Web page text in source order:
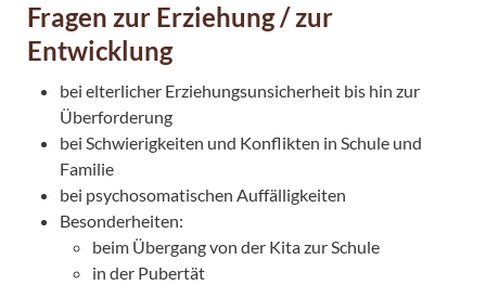
Fragen zur Erziehung / zur
Entwicklung
bei elterlicher Erziehungsunsicherheit bis hin zur
Überforderung
bei Schwierigkeiten und Konflikten in Schule und
Familie
bei psychosomatischen Auffälligkeiten
Besonderheiten:
beim Übergang von der Kita zur Schule
in der Pubertät